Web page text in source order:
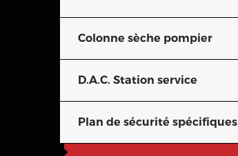
Colonne sèche pompier
D.A.C. Station service
Plan de sécurité spécifiques